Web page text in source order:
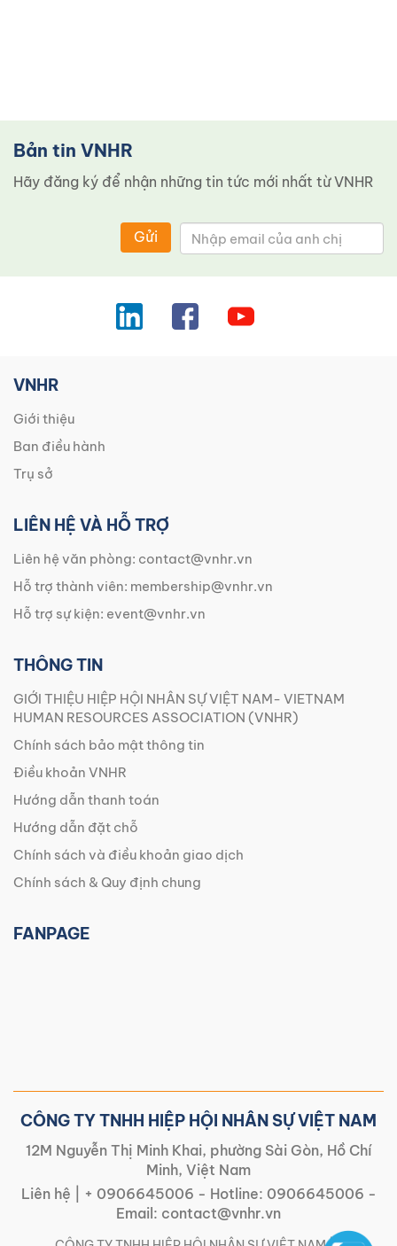
Bản tin VNHR
Hãy đăng ký để nhận những tin tức mới nhất từ ​​VNHR
Gửi
VNHR
Giới thiệu
Ban điều hành
Trụ sở
LIÊN HỆ VÀ HỖ TRỢ
Liên hệ văn phòng: contact@vnhr.vn
Hỗ trợ thành viên: membership@vnhr.vn
Hỗ trợ sự kiện: event@vnhr.vn
THÔNG TIN
GIỚI THIỆU HIỆP HỘI NHÂN SỰ VIỆT NAM- VIETNAM
HUMAN RESOURCES ASSOCIATION (VNHR)
Chính sách bảo mật thông tin
Điều khoản VNHR
Hướng dẫn thanh toán
Hướng dẫn đặt chỗ
Chính sách và điều khoản giao dịch
Chính sách & Quy định chung
FANPAGE
CÔNG TY TNHH HIỆP HỘI NHÂN SỰ VIỆT NAM
12M Nguyễn Thị Minh Khai, phường Sài Gòn, Hồ Chí
Minh, Việt Nam
Liên hệ |
+ 0906645006 - Hotline: 0906645006 -
Email: contact@vnhr.vn